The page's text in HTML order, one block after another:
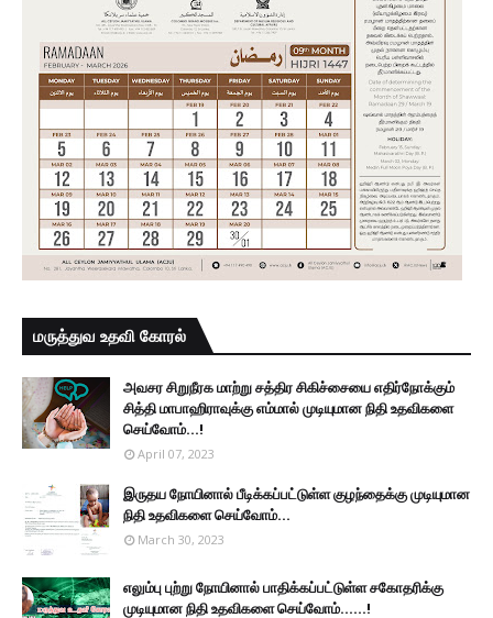
மருத்துவ உதவி கோரல்
அவசர சிறுநீரக மாற்று சத்திர சிகிச்சையை எதிர்நோக்கும்
சித்தி மாபாஹிராவுக்கு எம்மால் முடியுமான நிதி உதவிகளை
செய்வோம்...!
April 07, 2023
இருதய நோயினால் பீடிக்கப்பட்டுள்ள குழந்தைக்கு முடியுமான
நிதி உதவிகளை செய்வோம்...
March 30, 2023
எலும்பு புற்று நோயினால் பாதிக்கப்பட்டுள்ள சகோதரிக்கு
முடியுமான நிதி உதவிகளை செய்வோம்......!